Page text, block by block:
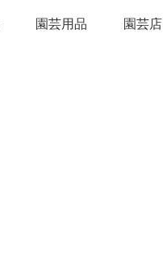
園芸用品 園芸店